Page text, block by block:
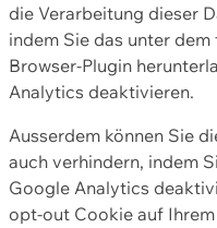
die Verarbeitung dieser
indem Sie das unter
Browser-Plugin
Analytics deaktivieren.
Ausserdem können Sie
auch verhindern, indem
Google Analytics
opt-out Cookie auf